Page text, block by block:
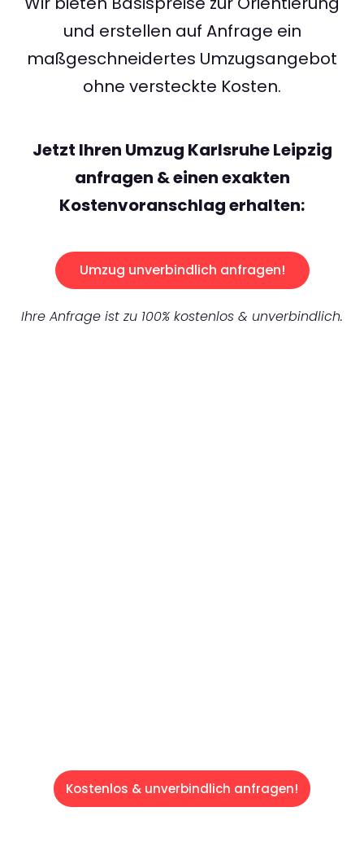
und erstellen auf Anfrage ein
maßgeschneidertes Umzugsangebot
ohne versteckte Kosten.
Jetzt Ihren Umzug Karlsruhe Leipzig
anfragen & einen exakten
Kostenvoranschlag erhalten:
Umzug unverbindlich anfragen!
Ihre Anfrage ist zu 100% kostenlos & unverbindlich.
Kostenlos & unverbindlich anfragen!